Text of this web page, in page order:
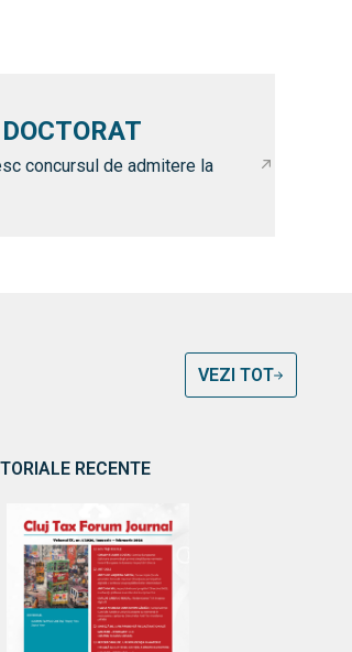
concursul de admitere la
VEZI TOT
RECENTE